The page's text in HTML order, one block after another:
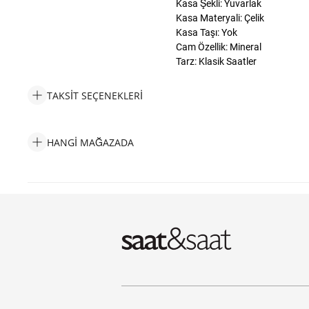
Kasa Şekli: Yuvarlak
Kasa Materyali: Çelik
Kasa Taşı: Yok
Cam Özellik: Mineral
Tarz: Klasik Saatler
TAKSIT SEÇENEKLERI
HANGI MAĞAZADA